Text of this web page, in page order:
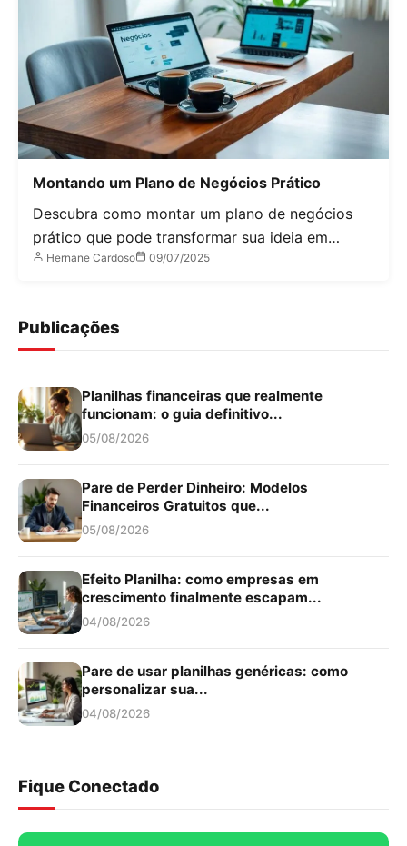
Montando um Plano de Negócios Prático
Descubra como montar um plano de negócios
prático que pode transformar sua ideia em…
Hernane Cardoso 09/07/2025
Publicações
Planilhas financeiras que realmente
funcionam: o guia definitivo...
05/08/2026
Pare de Perder Dinheiro: Modelos
Financeiros Gratuitos que...
05/08/2026
Efeito Planilha: como empresas em
crescimento finalmente escapam...
04/08/2026
Pare de usar planilhas genéricas: como
personalizar sua...
04/08/2026
Fique Conectado